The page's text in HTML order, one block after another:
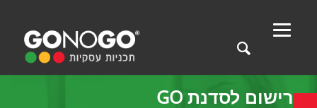
רישום לסדנת GO